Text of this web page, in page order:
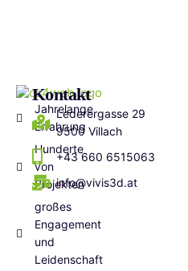
Jahrelange
Erfahrung
Hunderte
von
Projekten
großes
Engagement
und
Leidenschaft
Kontakt
Lederergasse 29
9500 Villach
+43 660 6515063
info@vivis3d.at